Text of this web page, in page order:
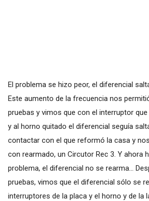
El problema se hizo peor, el diferencial
Este aumento de la frecuencia nos
pruebas y vimos que con el interruptor
y al horno quitado el diferencial seguía
contactar con el que reformó la casa y
con rearmado, un Circutor Rec 3. Y ahora
problema, el diferencial no se rearma…
pruebas, vimos que el diferencial sólo se
interruptores de la placa y el horno y de la